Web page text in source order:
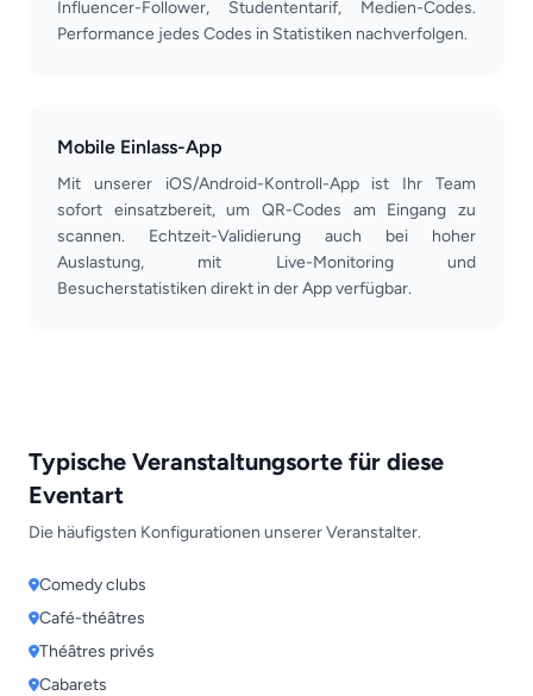
Influencer-Follower, Studententarif, Medien-Codes.
Performance jedes Codes in Statistiken nachverfolgen.
Mobile Einlass-App
Mit unserer iOS/Android-Kontroll-App ist Ihr Team
sofort einsatzbereit, um QR-Codes am Eingang zu
scannen. Echtzeit-Validierung auch bei hoher
Auslastung, mit Live-Monitoring und
Besucherstatistiken direkt in der App verfügbar.
Typische Veranstaltungsorte für diese
Eventart
Die häufigsten Konfigurationen unserer Veranstalter.
Comedy clubs
Café-théâtres
Théâtres privés
Cabarets